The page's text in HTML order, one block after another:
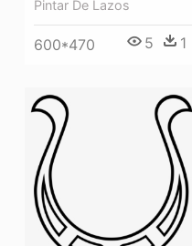
Pintar De Lazos
600*470 5 1